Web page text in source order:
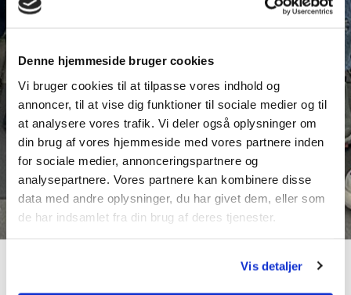
Denne hjemmeside bruger cookies
Vi bruger cookies til at tilpasse vores indhold og
annoncer, til at vise dig funktioner til sociale medier og til
at analysere vores trafik. Vi deler også oplysninger om
din brug af vores hjemmeside med vores partnere inden
for sociale medier, annonceringspartnere og
analysepartnere. Vores partnere kan kombinere disse
data med andre oplysninger, du har givet dem, eller som
de har indsamlet fra din brug af deres tjenester.
Vis detaljer
Elevforening
Kære nuværende og forhenværende Uldumelever,